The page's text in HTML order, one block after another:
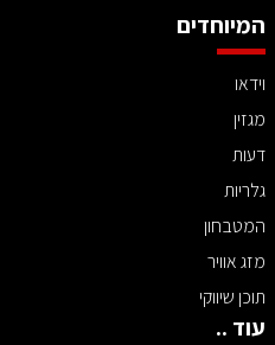
המיוחדים
וידאו
מגזין
דעות
גלריות
המטבחון
מזג אוויר
תוכן שיווקי
עוד ..